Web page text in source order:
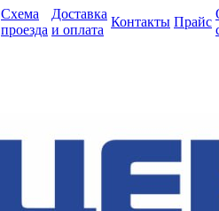
Схема
проезда
Доставка
и оплата
Контакты Прайс